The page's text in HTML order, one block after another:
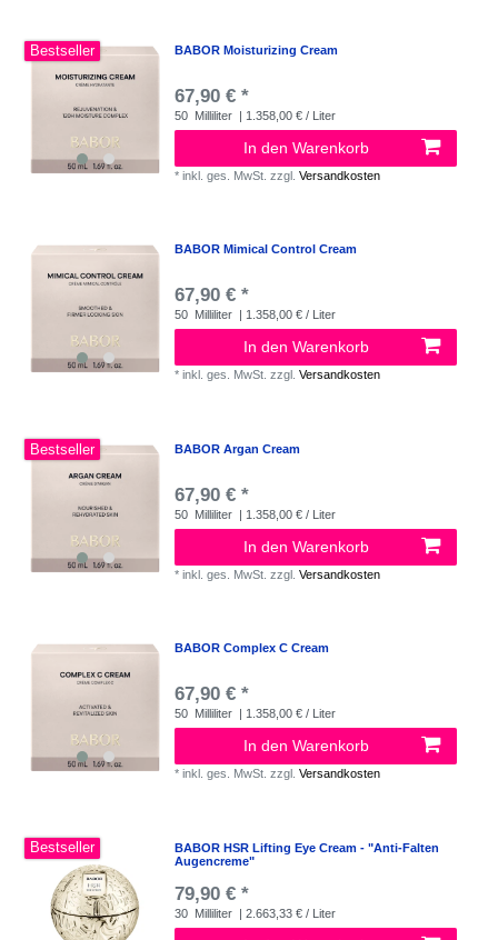
Bestseller BABOR Moisturizing Cream
67,90 € *
50 Milliliter | 1.358,00 € / Liter
In den Warenkorb
*inkl. ges. MwSt. zzgl.Versandkosten
BABOR Mimical Control Cream
67,90 € *
50 Milliliter | 1.358,00 € / Liter
In den Warenkorb
*inkl. ges. MwSt. zzgl.Versandkosten
Bestseller BABOR Argan Cream
67,90 € *
50 Milliliter | 1.358,00 € / Liter
In den Warenkorb
*inkl. ges. MwSt. zzgl.Versandkosten
BABOR Complex C Cream
67,90 € *
50 Milliliter | 1.358,00 € / Liter
In den Warenkorb
*inkl. ges. MwSt. zzgl.Versandkosten
Bestseller
BABOR HSR Lifting Eye Cream - "Anti-Falten
Augencreme"
79,90 € *
30 Milliliter | 2.663,33 € / Liter